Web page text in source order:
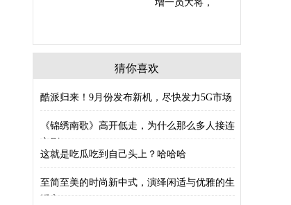
猜你喜欢
酷派归来！9月份发布新机，尽快发力5G市场
《锦绣南歌》高开低走，为什么那么多人接连
弃剧
这就是吃瓜吃到自己头上？哈哈哈
至简至美的时尚新中式，演绎闲适与优雅的生
活方